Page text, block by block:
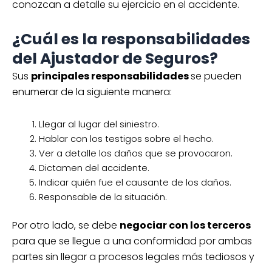
de seguro.
Cotiza hoy tu seguro de auto
para Nissan March desde
$4,536.27*
Defensa legal Robo total
¡Cotiza gratis!
*Las tarifas están sujetas a cambios
según las especificaciones de cada póliza
de seguro.
conozcan a detalle su ejercicio en el accidente.
¿Cuál es la responsabilidades
del Ajustador de Seguros?
Sus principales responsabilidadesse pueden
enumerar de la siguiente manera:
Llegar al lugar del siniestro.
Hablar con los testigos sobre el hecho.
Ver a detalle los daños que se provocaron.
Dictamen del accidente.
Indicar quién fue el causante de los daños.
Responsable de la situación.
Por otro lado, se debe negociar con los terceros
para que se llegue a una conformidad por ambas
partes sin llegar a procesos legales más tediosos y